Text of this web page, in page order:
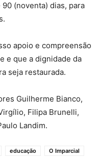
(noventa) dias, para
apoio e compreensão
e que a dignidade da
seja restaurada.
Guilherme Bianco,
Filipa Brunelli,
Landim.
educação O Imparcial